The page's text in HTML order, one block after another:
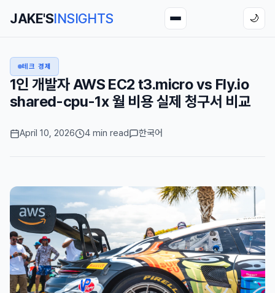
JAKE'SINSIGHTS 🌙
테크 경제
1인 개발자 AWS EC2 t3.micro vs Fly.io
shared-cpu-1x 월 비용 실제 청구서 비교
April 10, 2026 4 min read 한국어